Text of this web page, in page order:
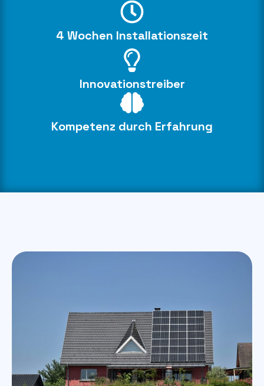
4 Wochen Installationszeit
Innovationstreiber
Kompetenz durch Erfahrung